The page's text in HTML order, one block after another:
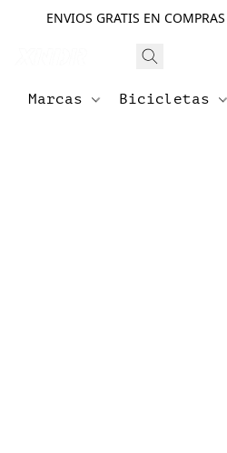
ENVIOS GRATIS EN
Marcas Bicicletas